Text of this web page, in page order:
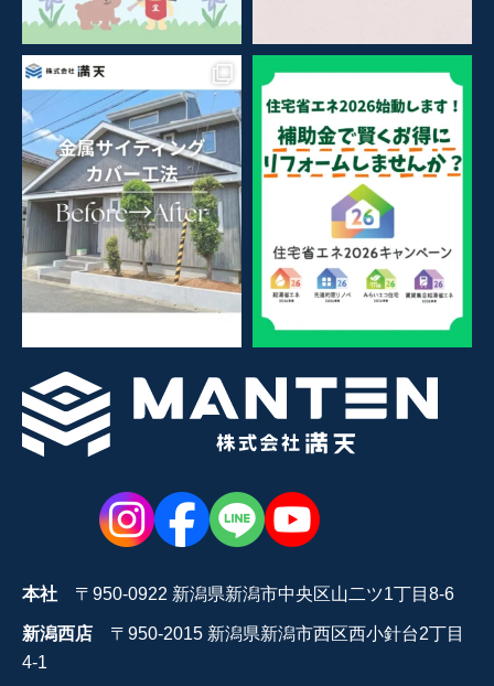
本社 〒950-0922 新潟県新潟市中央区山二ツ1丁目8-6
新潟西店 〒950-2015 新潟県新潟市西区西小針台2丁目
4-1